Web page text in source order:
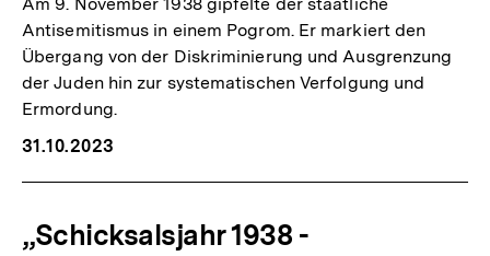
Antisemitismus in einem Pogrom. Er markiert den
Übergang von der Diskriminierung und Ausgrenzung
der Juden hin zur systematischen Verfolgung und
Ermordung.
31.10.2023
„Schicksalsjahr 1938 -